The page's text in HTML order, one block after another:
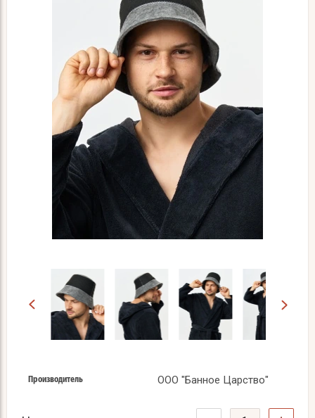
Производитель ООО "Банное Царство"